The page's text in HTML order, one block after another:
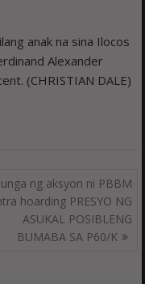
anak na sina Ilocos
Alexander
(CHRISTIAN DALE)
ng aksyon ni PBBM
hoarding PRESYO NG
ASUKAL POSIBLENG
BUMABA SA P60/K